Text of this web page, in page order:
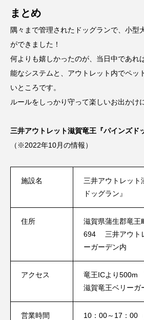
まとめ
隅々まで管理されたドッグランで、小型
ができました！
何よりも嬉しかったのが、当日中であれ
能なシステムと、アウトレット内でペッ
いところです。
ルールをしっかり守って楽しいお出かけ
三井アウトレット滋賀竜王『パインズド
（※2022年10月の情報）
施設名
三井アウトレット
ドッグラン』
住所
滋賀県蒲生郡竜王
694 三井アウト
ーガーデン内
アクセス
竜王ICより500m
滋賀竜王ベリーガ
営業時間
10：00～17：00